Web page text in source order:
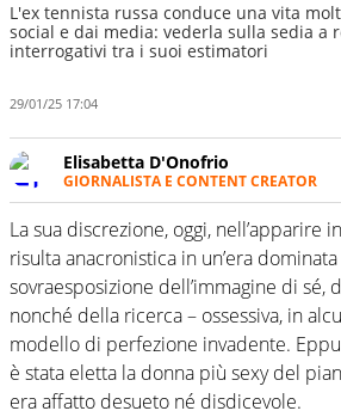
L'ex tennista russa conduce una vita
social e dai media: vederla sulla sedia a
interrogativi tra i suoi estimatori
29/01/25 17:04
Elisabetta D'Onofrio
GIORNALISTA E CONTENT CREATOR
Giornalista professionista dal
personale e necessità:
suoi protagonisti, concedendosi
nell'ambito della creazione di
destra, oggi si sente a suo agio
una classifica riservata dei
La sua discrezione, oggi, nell’apparire
risulta anacronistica in un’era
sovraesposizione dell’immagine di sé,
nonché della ricerca – ossessiva, in
modello di perfezione invadente.
è stata eletta la donna più sexy del
era affatto desueto né disdicevole.